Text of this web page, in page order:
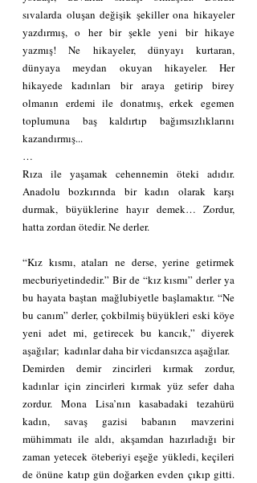
sıvalarda oluşan değişik şekiller ona hikayeler
yazdırmış, o her bir şekle yeni bir hikaye
yazmış! Ne hikayeler, dünyayı kurtaran,
dünyaya meydan okuyan hikayeler. Her
hikayede kadınları bir araya getirip birey
olmanın erdemi ile donatmış, erkek egemen
toplumuna baş kaldırtıp bağımsızlıklarını
kazandırmış...
…
Rıza ile yaşamak cehennemin öteki adıdır.
Anadolu bozkırında bir kadın olarak karşı
durmak, büyüklerine hayır demek… Zordur,
hatta zordan ötedir. Ne derler.
“Kız kısmı, ataları ne derse, yerine getirmek
mecburiyetindedir.” Bir de “kız kısmı” derler ya
bu hayata baştan mağlubiyetle başlamaktır. “Ne
bu canım” derler, çokbilmiş büyükleri eski köye
yeni adet mi, getirecek bu kancık,” diyerek
aşağılar;  kadınlar daha bir vicdansızca aşağılar.
Demirden demir zincirleri kırmak zordur,
kadınlar için zincirleri kırmak yüz sefer daha
zordur. Mona Lisa’nın kasabadaki tezahürü
kadın, savaş gazisi babanın mavzerini
mühimmatı ile aldı, akşamdan hazırladığı bir
zaman yetecek öteberiyi eşeğe yükledi, keçileri
de önüne katıp gün doğarken evden çıkıp gitti.